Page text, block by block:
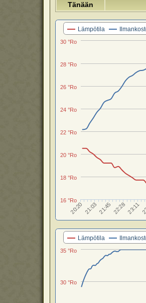
Tänään
Lämpötila
20:20 21:03 21:45 22:28 23:11
16 °Ro
18 °Ro
20 °Ro
22 °Ro
24 °Ro
26 °Ro
28 °Ro
30 °Ro
Lämpötila
30 °Ro
35 °Ro